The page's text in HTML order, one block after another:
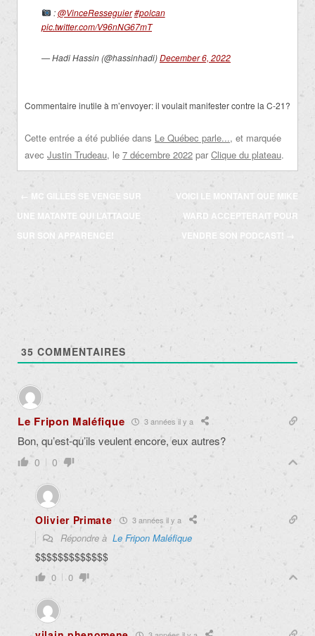
:@VinceResseguier#polcan
pic.twitter.com/V96nNG67mT
— Hadi Hassin (@hassinhadi)December 6, 2022
Commentaire inutile à m’envoyer: il voulait manifester contre la C-21?
Cette entrée a été publiée dans Le Québec parle..., et marquée
avec Justin Trudeau, le 7 décembre 2022 par Clique du plateau.
Navigation
des
articles
← MC GILLES SE VENGE SUR
UNE MATANTE QUI L’ATTAQUE
SUR SON APPARENCE!
VOICI LE MONTANT QUE MIKE
WARD ACCEPTERAIT POUR
VENDRE SON PODCAST!
35 COMMENTAIRES
Le Fripon Maléfique 3 années il y a
Bon, qu’est-qu’ils veulent encore, eux autres?
0 0
Olivier Primate 3 années il y a
Répondre à Le Fripon Maléfique
$$$$$$$$$$$$$
0 0